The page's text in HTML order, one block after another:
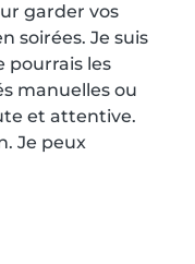
garder vos
soirées. Je suis
pourrais les
manuelles ou
et attentive.
Je peux